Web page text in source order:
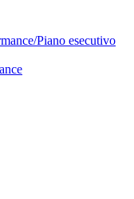
Piano esecutivo